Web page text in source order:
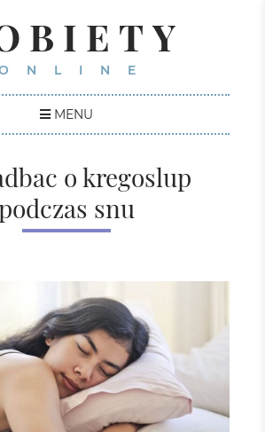
MENU
o kregoslup
snu